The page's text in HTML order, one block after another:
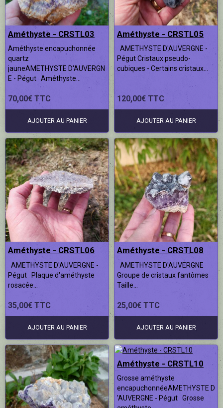
Améthyste - CRSTL03
Améthyste encapuchonnée
quartz
jauneAMETHYSTE D'AUVERGN
E - Pégut Améthyste...
70,00€ TTC
AJOUTER AU PANIER
Améthyste - CRSTL05
AMETHYSTE D'AUVERGNE -
Pégut Cristaux pseudo-
cubiques - Certains cristaux...
120,00€ TTC
AJOUTER AU PANIER
Améthyste - CRSTL06
AMETHYSTE D'AUVERGNE -
Pégut Plaque d'améthyste
rosacée...
35,00€ TTC
AJOUTER AU PANIER
Améthyste - CRSTL08
AMETHYSTE D'AUVERGNE
Groupe de cristaux fantômes
Taille...
25,00€ TTC
AJOUTER AU PANIER
Améthyste - CRSTL10
Grosse améthyste
encapuchonnéeAMETHYSTE D
'AUVERGNE - Pégut Grosse